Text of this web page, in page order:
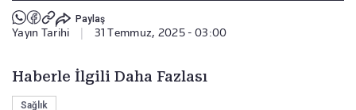
Paylaş
Yayın Tarihi 31 Temmuz, 2025 - 03:00
Haberle İlgili Daha Fazlası
Sağlık